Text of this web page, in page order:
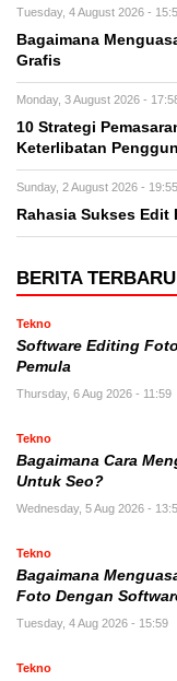
Tuesday, 4 August 2026 -
Bagaimana
Grafis
Monday, 3 August 2026 -
10 Strategi
Keterlibatan
Sunday, 2 August 2026 - 19:55
Rahasia Sukses
BERITA TERBARU
Tekno
Software Editing
Pemula
Thursday, 6 Aug 2026 - 11:59
Tekno
Bagaimana Cara
Untuk Seo?
Wednesday, 5 Aug 2026 -
Tekno
Bagaimana
Foto Dengan
Tuesday, 4 Aug 2026 - 15:59
Tekno